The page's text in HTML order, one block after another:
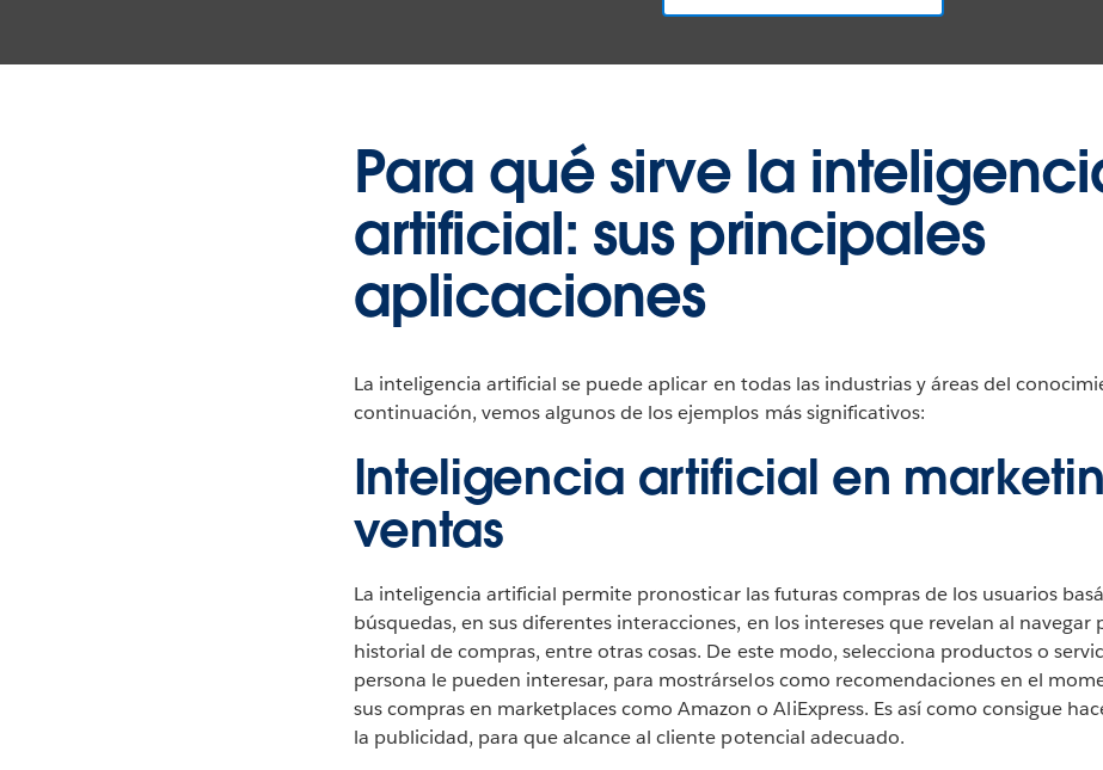
Para qué sirve la
artificial: sus principales
aplicaciones
La inteligencia artificial se puede aplicar en todas las industrias y áreas del
continuación, vemos algunos de los ejemplos más significativos:
Inteligencia artificial en
ventas
La inteligencia artificial permite pronosticar las futuras compras de los usuarios
búsquedas, en sus diferentes interacciones, en los intereses que revelan al navegar
historial de compras, entre otras cosas. De este modo, selecciona productos o
persona le pueden interesar, para mostrárselos como recomendaciones en el
sus compras en marketplaces como Amazon o AliExpress. Es así como consigue
la publicidad, para que alcance al cliente potencial adecuado.